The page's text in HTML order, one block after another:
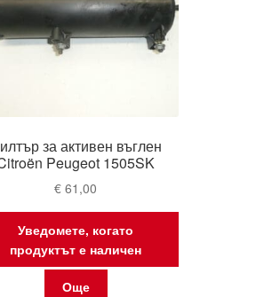
за активен въглен
Peugeot 1505SK
€ 61,00
Уведомете, когато
продуктът е наличен
Още